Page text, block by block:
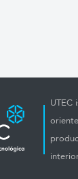
UTEC